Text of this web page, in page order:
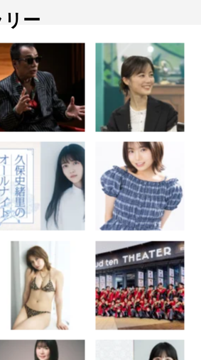
緒
葵揚 森田想
は永遠にそいつらより若い』 （ち
ー